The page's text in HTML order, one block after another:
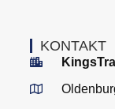
KONTAKT